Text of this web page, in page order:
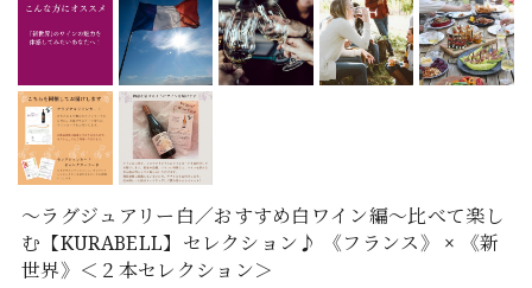
～ラグジュアリー白／おすすめ白ワイン編～比べて楽し
む【KURABELL】セレクション♪ 《フランス》 × 《新
世界》＜２本セレクション＞